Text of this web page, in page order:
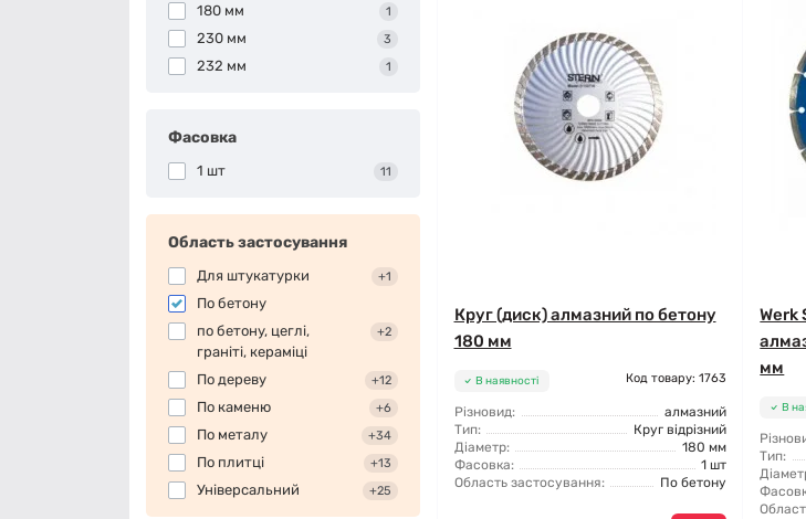
180 мм 1
230 мм 3
232 мм 1
Фасовка
1 шт 11
Область застосування
Для штукатурки +1
По бетону
по бетону, цеглі,
граніті, кераміці
+2
По дереву +12
По каменю +6
По металу +34
По плитці +13
Універсальний +25
Круг (диск) алмазний по бетону
180 мм
В наявності Код товару: 1763
Різновид:
алмазний
Тип:
Круг відрізний
Діаметр:
180 мм
Фасовка:
1 шт
Область застосування:
По бетону
Werk
мм
В
Тип: